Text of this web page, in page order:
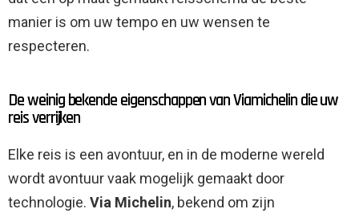
manier is om uw tempo en uw wensen te
respecteren.
De weinig bekende eigenschappen van Viamichelin die uw
reis verrijken
Elke reis is een avontuur, en in de moderne wereld
wordt avontuur vaak mogelijk gemaakt door
technologie. Via Michelin, bekend om zijn